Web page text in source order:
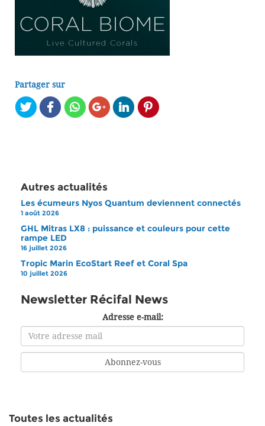
Partager sur
Autres actualités
Les écumeurs Nyos Quantum deviennent connectés
1 août 2026
GHL Mitras LX8 : puissance et couleurs pour cette
rampe LED
16 juillet 2026
Tropic Marin EcoStart Reef et Coral Spa
10 juillet 2026
Newsletter Récifal News
Adresse e-mail:
Toutes les actualités